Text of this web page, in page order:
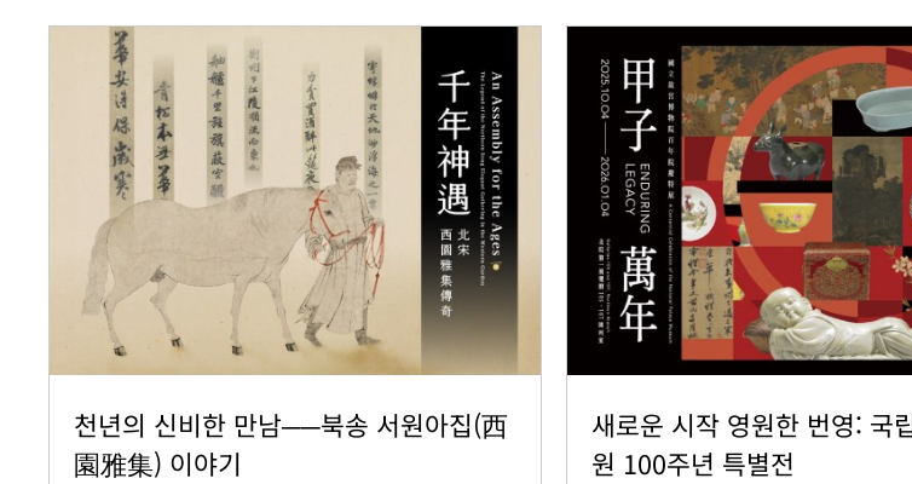
천년의 신비한 만남──북송 서원아집(西
園雅集) 이야기
새로운 시작 영원한 번영: 국
원 100주년 특별전